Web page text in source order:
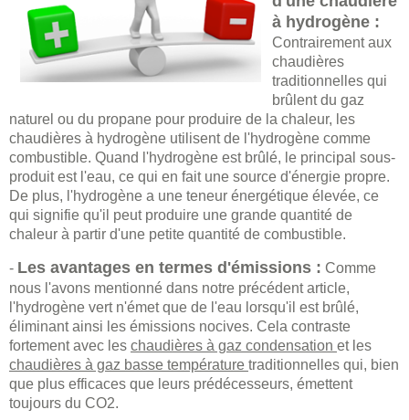
à hydrogène :
Contrairement aux
chaudières
traditionnelles qui
brûlent du gaz
naturel ou du propane pour produire de la chaleur, les
chaudières à hydrogène utilisent de l'hydrogène comme
combustible. Quand l'hydrogène est brûlé, le principal sous-
produit est l'eau, ce qui en fait une source d'énergie propre.
De plus, l'hydrogène a une teneur énergétique élevée, ce
qui signifie qu'il peut produire une grande quantité de
chaleur à partir d'une petite quantité de combustible.
- Les avantages en termes d'émissions : Comme
nous l'avons mentionné dans notre précédent article,
l'hydrogène vert n'émet que de l'eau lorsqu'il est brûlé,
éliminant ainsi les émissions nocives. Cela contraste
fortement avec les chaudières à gaz condensation et les
chaudières à gaz basse température traditionnelles qui, bien
que plus efficaces que leurs prédécesseurs, émettent
toujours du CO2.